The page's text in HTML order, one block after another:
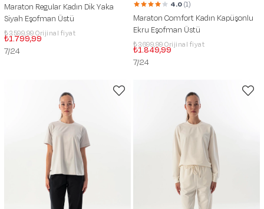
Maraton Regular Kadın Dik Yaka
Siyah Eşofman Üstü
₺1.799,99
₺3.599,99
7/24
4.0(1)
Maraton Comfort Kadın Kapüşonlu
Ekru Eşofman Üstü
₺1.849,99
₺3.699,99
7/24